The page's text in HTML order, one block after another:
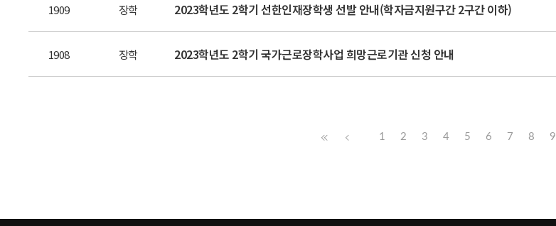
1909 장학 2023학년도 2학기 선한인재장학생 선발 안내(학자금지원구간 2구간 이하)
1908 장학 2023학년도 2학기 국가근로장학사업 희망근로기관 신청 안내
1 2 3 4 5 6 7 8 9